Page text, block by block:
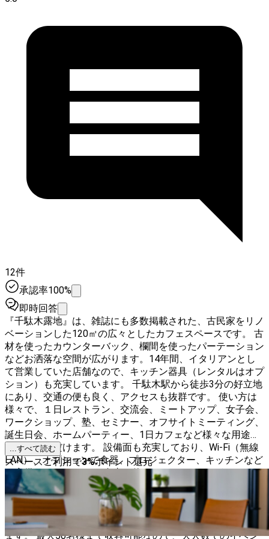
12件
承認率100%
即時回答
『千駄木露地』は、雑誌にも多数掲載された、古民家をリノ
ベーションした120㎡の広々としたカフェスペースです。 古
材を使ったカウンターバック、欄間を使ったパーテーション
などお洒落な空間が広がります。14年間、イタリアンとし
て営業していた店舗なので、キッチン器具（レンタルはオプ
ション）も充実しています。 千駄木駅から徒歩3分の好立地
にあり、交通の便も良く、アクセスも抜群です。 使い方は
様々で、１日レストラン、交流会、ミートアップ、女子会、
ワークショップ、塾、セミナー、オフサイトミーティング、
誕生日会、ホームパーティー、1日カフェなど様々な用途に
ご利用いただけます。 設備面も充実しており、Wi-Fi（無線
LAN）、オプションで食器、プロジェクター、キッチンなど
も完備しております。 自由に使っていただけるよう、セッ
ティングやレイアウトの変更も可能です。 また、元々古民
家イタリアンカフェということで、落ち着いた雰囲気と、木
のぬくもりを感じられる空間になっています。 自然光もた
っぷりと入り、心地よい空間でゆったりとお過ごしいただけ
ます。 最大50名様まで収容可能なので、大人数でのイベン
...すべて読む
スペースご利用で3%ポイント還元